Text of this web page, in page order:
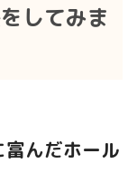
してみま
んだホール